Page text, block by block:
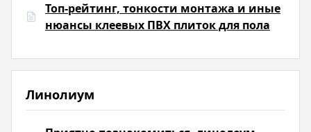
Топ-рейтинг, тонкости монтажа и иные
нюансы клеевых ПВХ плиток для пола
Линолиум